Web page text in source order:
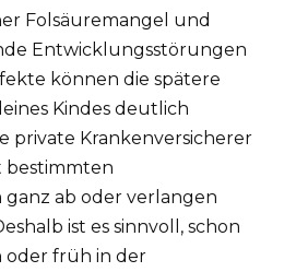
Folsäuremangel und
Entwicklungsstörungen
können die spätere
Kindes deutlich
private Krankenversicherer
bestimmten
ab oder verlangen
ist es sinnvoll, schon
oder früh in der